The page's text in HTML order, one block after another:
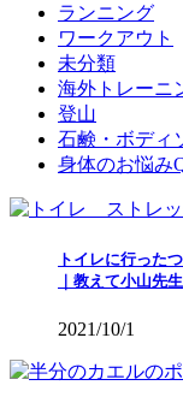
ランニング
ワークアウト
未分類
海外トレーニ
登山
石鹸・ボディ
身体のお悩み
トイレに行った
｜教えて小山先生
2021/10/1